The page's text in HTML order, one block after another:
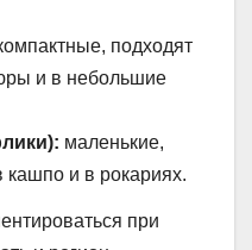
подходят
и в небольшие
маленькие,
кашпо и в рокариях.
при